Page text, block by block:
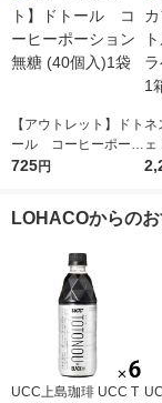
【アウトレット】ドト
ール コーヒーポーシ
ョン 無糖 (40個入)1袋
725円
ネ
ェ
ー
LOHACOからの
UCC上島珈琲 UCC T